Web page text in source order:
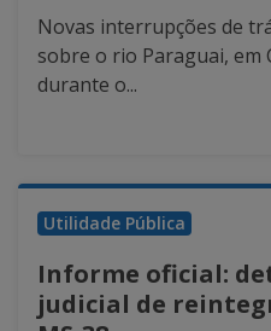
Novas interrupções de
sobre o rio Paraguai, em
durante o...
Utilidade Pública
Informe oficial:
judicial de